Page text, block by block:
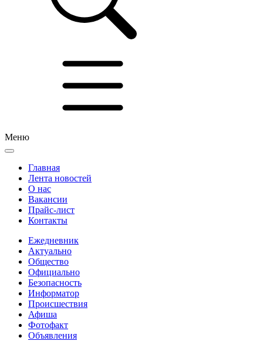
Меню
Главная
Лента новостей
О нас
Вакансии
Прайс-лист
Контакты
Ежедневник
Актуально
Общество
Официально
Безопасность
Информатор
Происшествия
Афиша
Фотофакт
Объявления